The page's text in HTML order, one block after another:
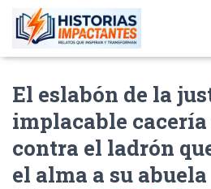
El eslabón de la
implacable
contra el ladrón
el alma a su abuela